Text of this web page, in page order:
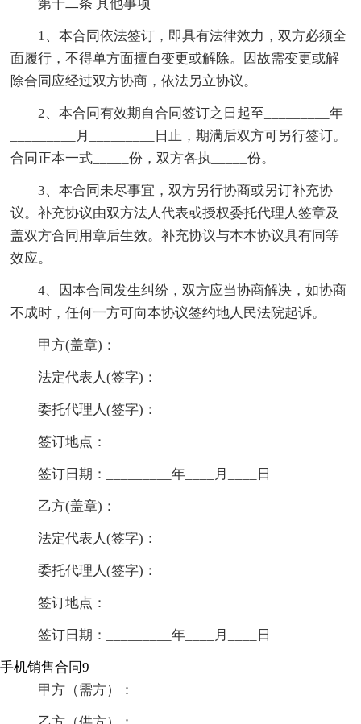
第十二条 其他事项
1、本合同依法签订，即具有法律效力，双方必须全
面履行，不得单方面擅自变更或解除。因故需变更或解
除合同应经过双方协商，依法另立协议。
2、本合同有效期自合同签订之日起至_________年
_________月_________日止，期满后双方可另行签订。
合同正本一式_____份，双方各执_____份。
3、本合同未尽事宜，双方另行协商或另订补充协
议。补充协议由双方法人代表或授权委托代理人签章及
盖双方合同用章后生效。补充协议与本本协议具有同等
效应。
4、因本合同发生纠纷，双方应当协商解决，如协商
不成时，任何一方可向本协议签约地人民法院起诉。
甲方(盖章)：
法定代表人(签字)：
委托代理人(签字)：
签订地点：
签订日期：_________年____月____日
乙方(盖章)：
法定代表人(签字)：
委托代理人(签字)：
签订地点：
签订日期：_________年____月____日
手机销售合同9
甲方（需方）：